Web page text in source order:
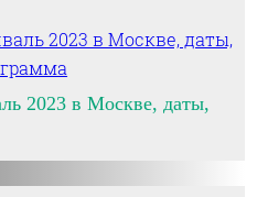
2023 в Москве, даты,